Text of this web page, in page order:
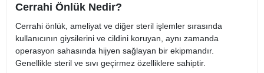
Cerrahi Önlük Nedir?
Cerrahi önlük, ameliyat ve diğer steril işlemler sırasında
kullanıcının giysilerini ve cildini koruyan, aynı zamanda
operasyon sahasında hijyen sağlayan bir ekipmandır.
Genellikle steril ve sıvı geçirmez özelliklere sahiptir.